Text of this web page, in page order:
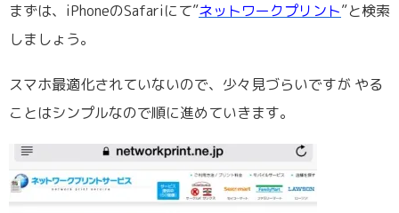
まずは、iPhoneのSafariにて”ネットワークプリント”と検索
しましょう。
スマホ最適化されていないので、少々見づらいですが やる
ことはシンプルなので順に進めていきます。